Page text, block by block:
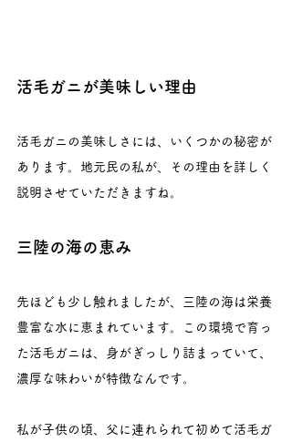
活毛ガニが美味しい理由
活毛ガニの美味しさには、いくつかの秘密が
あります。地元民の私が、その理由を詳しく
説明させていただきますね。
三陸の海の恵み
先ほども少し触れましたが、三陸の海は栄養
豊富な水に恵まれています。この環境で育っ
た活毛ガニは、身がぎっしり詰まっていて、
濃厚な味わいが特徴なんです。
私が子供の頃、父に連れられて初めて活毛ガ